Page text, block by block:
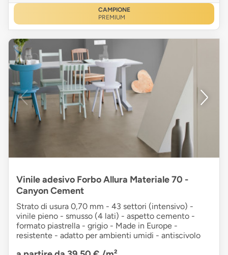
CAMPIONE
PREMIUM
Vinile adesivo Forbo Allura Materiale 70 -
Canyon Cement
Strato di usura 0,70 mm - 43 settori (intensivo) -
vinile pieno - smusso (4 lati) - aspetto cemento -
formato piastrella - grigio - Made in Europe -
resistente - adatto per ambienti umidi - antiscivolo